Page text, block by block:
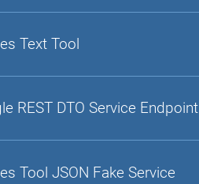
Text Tool
REST DTO Service Endpoint
Tool JSON Fake Service